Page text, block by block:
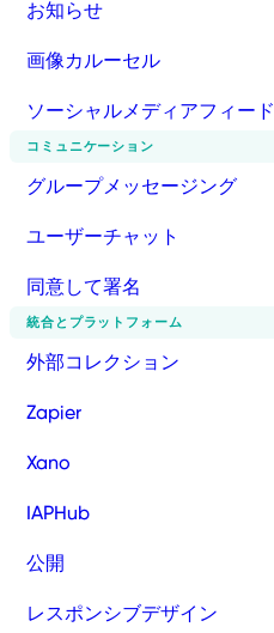
お知らせ
画像カルーセル
ソーシャルメディアフィード
コミュニケーション
グループメッセージング
ユーザーチャット
同意して署名
統合とプラットフォーム
外部コレクション
Zapier
Xano
IAPHub
公開
レスポンシブデザイン